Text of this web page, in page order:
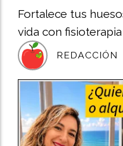
Fortalece tus
vida con fisioterapia
REDACCIÓN